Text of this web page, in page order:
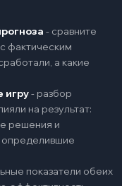
- сравните
фактическим
а какие
игру- разбор
на результат:
решения и
определившие
показатели обеих